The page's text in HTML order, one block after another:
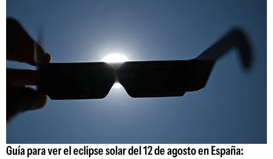
Guía para ver el eclipse solar del 12 de agosto en España: